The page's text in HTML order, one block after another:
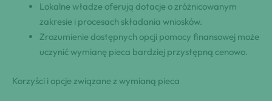
Lokalne władze oferują dotacje o zróżnicowanym
zakresie i procesach składania wniosków.
Zrozumienie dostępnych opcji pomocy finansowej może
uczynić wymianę pieca bardziej przystępną cenowo.
Korzyści i opcje związane z wymianą pieca